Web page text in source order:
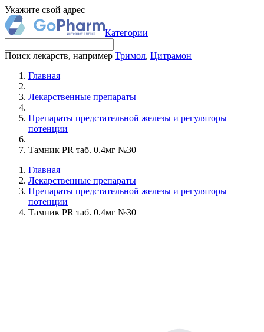
Укажите свой адрес
Категории
Поиск лекарств, например Тримол, Цитрамон
Главная
Лекарственные препараты
Препараты предстательной железы и регуляторы
потенции
Тамник PR таб. 0.4мг №30
Главная
Лекарственные препараты
Препараты предстательной железы и регуляторы
потенции
Тамник PR таб. 0.4мг №30